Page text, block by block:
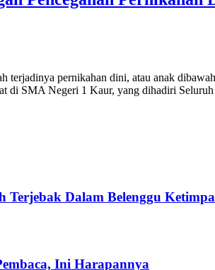
pernikahan dini, atau anak
di SMA Negeri 1 Kaur, yang dihadiri
Dalam Belenggu
Ini Harapannya